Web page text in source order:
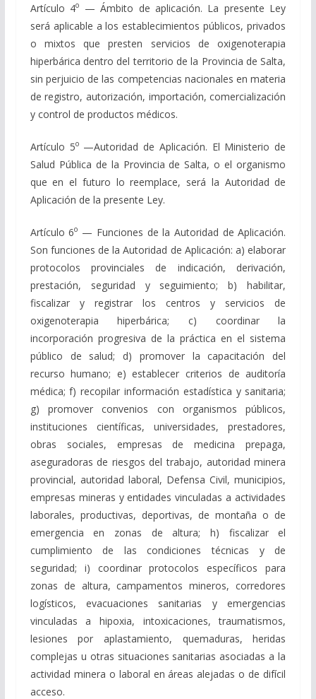
Artículo 4o
— Ámbito de aplicación. La presente Ley
será aplicable a los establecimientos públicos, privados
o mixtos que presten servicios de oxigenoterapia
hiperbárica dentro del territorio de la Provincia de Salta,
sin perjuicio de las competencias nacionales en materia
de registro, autorización, importación, comercialización
y control de productos médicos.
Artículo 5o—Autoridad de Aplicación. El Ministerio de
Salud Pública de la Provincia de Salta, o el organismo
que en el futuro lo reemplace, será la Autoridad de
Aplicación de la presente Ley.
Artículo 6o — Funciones de la Autoridad de Aplicación.
Son funciones de la Autoridad de Aplicación: a) elaborar
protocolos provinciales de indicación, derivación,
prestación, seguridad y seguimiento; b) habilitar,
fiscalizar y registrar los centros y servicios de
oxigenoterapia hiperbárica; c) coordinar la
incorporación progresiva de la práctica en el sistema
público de salud; d) promover la capacitación del
recurso humano; e) establecer criterios de auditoría
médica; f) recopilar información estadística y sanitaria;
g) promover convenios con organismos públicos,
instituciones científicas, universidades, prestadores,
obras sociales, empresas de medicina prepaga,
aseguradoras de riesgos del trabajo, autoridad minera
provincial, autoridad laboral, Defensa Civil, municipios,
empresas mineras y entidades vinculadas a actividades
laborales, productivas, deportivas, de montaña o de
emergencia en zonas de altura; h) fiscalizar el
cumplimiento de las condiciones técnicas y de
seguridad; i) coordinar protocolos específicos para
zonas de altura, campamentos mineros, corredores
logísticos, evacuaciones sanitarias y emergencias
vinculadas a hipoxia, intoxicaciones, traumatismos,
lesiones por aplastamiento, quemaduras, heridas
complejas u otras situaciones sanitarias asociadas a la
actividad minera o laboral en áreas alejadas o de difícil
acceso.